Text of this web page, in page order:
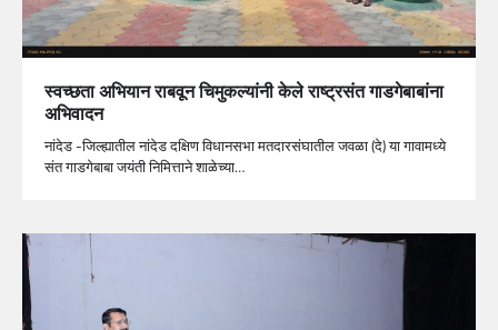
स्वच्छता अभियान राबवून चिमुकल्यांनी केले राष्ट्रसंत गाडगेबाबांना
अभिवादन
नांदेड -जिल्ह्यातील नांदेड दक्षिण विधानसभा मतदारसंघातील जवळा (दे) या गावामध्ये
संत गाडगेबाबा जयंती निमित्ताने शाळेच्या…